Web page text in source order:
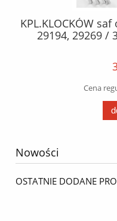
KPL.KLOCKÓW
29194, 29269 /
Cena
Nowości
OSTATNIE DODANE